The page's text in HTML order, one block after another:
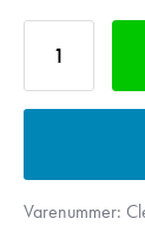
Varenummer: